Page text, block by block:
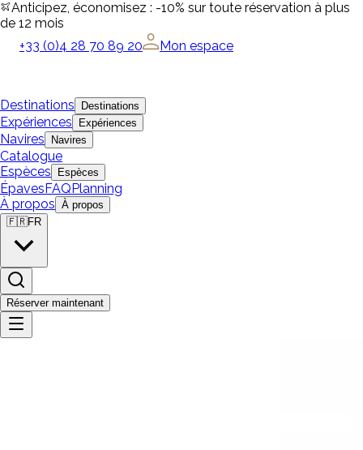
Anticipez, économisez : -10% sur toute réservation à plus
de 12 mois
+33 (0)4 28 70 89 20
Mon espace
Destinations Destinations
Expériences Expériences
Navires Navires
Catalogue
Espèces
Espèces
ÉpavesFAQPlanning
À propos À propos
🇫🇷FR
Réserver maintenant